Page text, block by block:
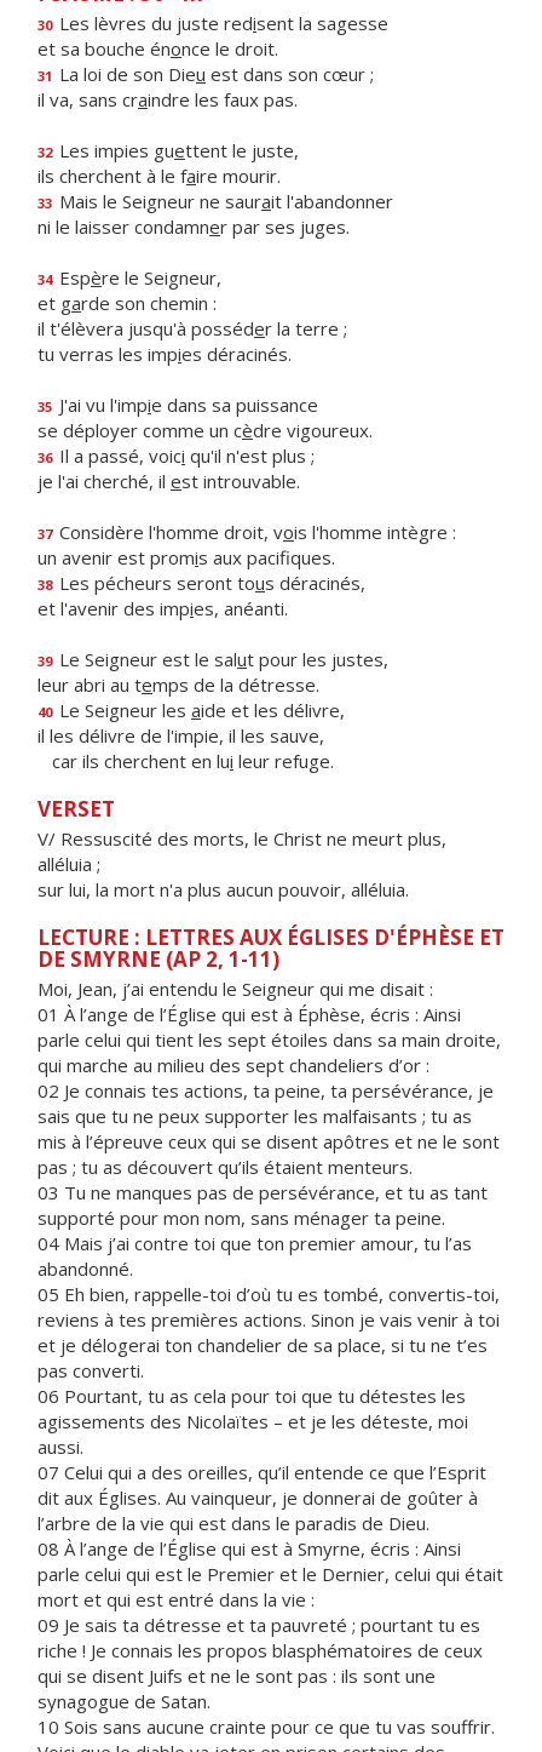
30 Les lèvres du juste redisent la sagesse
et sa bouche énonce le droit.
31 La loi de son Dieu est dans son cœur ;
il va, sans craindre les faux pas.
32 Les impies guettent le juste,
ils cherchent à le faire mourir.
33 Mais le Seigneur ne saurait l'abandonner
ni le laisser condamner par ses juges.
34 Espère le Seigneur,
et garde son chemin :
il t'élèvera jusqu'à posséder la terre ;
tu verras les impies déracinés.
35 J'ai vu l'impie dans sa puissance
se déployer comme un cèdre vigoureux.
36 Il a passé, voici qu'il n'est plus ;
je l'ai cherché, il est introuvable.
37 Considère l'homme droit, vois l'homme intègre :
un avenir est promis aux pacifiques.
38 Les pécheurs seront tous déracinés,
et l'avenir des impies, anéanti.
39 Le Seigneur est le salut pour les justes,
leur abri au temps de la détresse.
40 Le Seigneur les aide et les délivre,
il les délivre de l'impie, il les sauve,
car ils cherchent en lui leur refuge.
VERSET
V/ Ressuscité des morts, le Christ ne meurt plus,
alléluia ;
sur lui, la mort n'a plus aucun pouvoir, alléluia.
LECTURE : LETTRES AUX ÉGLISES D'ÉPHÈSE ET
DE SMYRNE (AP 2, 1-11)
Moi, Jean, j’ai entendu le Seigneur qui me disait :
01 À l’ange de l’Église qui est à Éphèse, écris : Ainsi
parle celui qui tient les sept étoiles dans sa main droite,
qui marche au milieu des sept chandeliers d’or :
02 Je connais tes actions, ta peine, ta persévérance, je
sais que tu ne peux supporter les malfaisants ; tu as
mis à l’épreuve ceux qui se disent apôtres et ne le sont
pas ; tu as découvert qu’ils étaient menteurs.
03 Tu ne manques pas de persévérance, et tu as tant
supporté pour mon nom, sans ménager ta peine.
04 Mais j’ai contre toi que ton premier amour, tu l’as
abandonné.
05 Eh bien, rappelle-toi d’où tu es tombé, convertis-toi,
reviens à tes premières actions. Sinon je vais venir à toi
et je délogerai ton chandelier de sa place, si tu ne t’es
pas converti.
06 Pourtant, tu as cela pour toi que tu détestes les
agissements des Nicolaïtes – et je les déteste, moi
aussi.
07 Celui qui a des oreilles, qu’il entende ce que l’Esprit
dit aux Églises. Au vainqueur, je donnerai de goûter à
l’arbre de la vie qui est dans le paradis de Dieu.
08 À l’ange de l’Église qui est à Smyrne, écris : Ainsi
parle celui qui est le Premier et le Dernier, celui qui était
mort et qui est entré dans la vie :
09 Je sais ta détresse et ta pauvreté ; pourtant tu es
riche ! Je connais les propos blasphématoires de ceux
qui se disent Juifs et ne le sont pas : ils sont une
synagogue de Satan.
10 Sois sans aucune crainte pour ce que tu vas souffrir.